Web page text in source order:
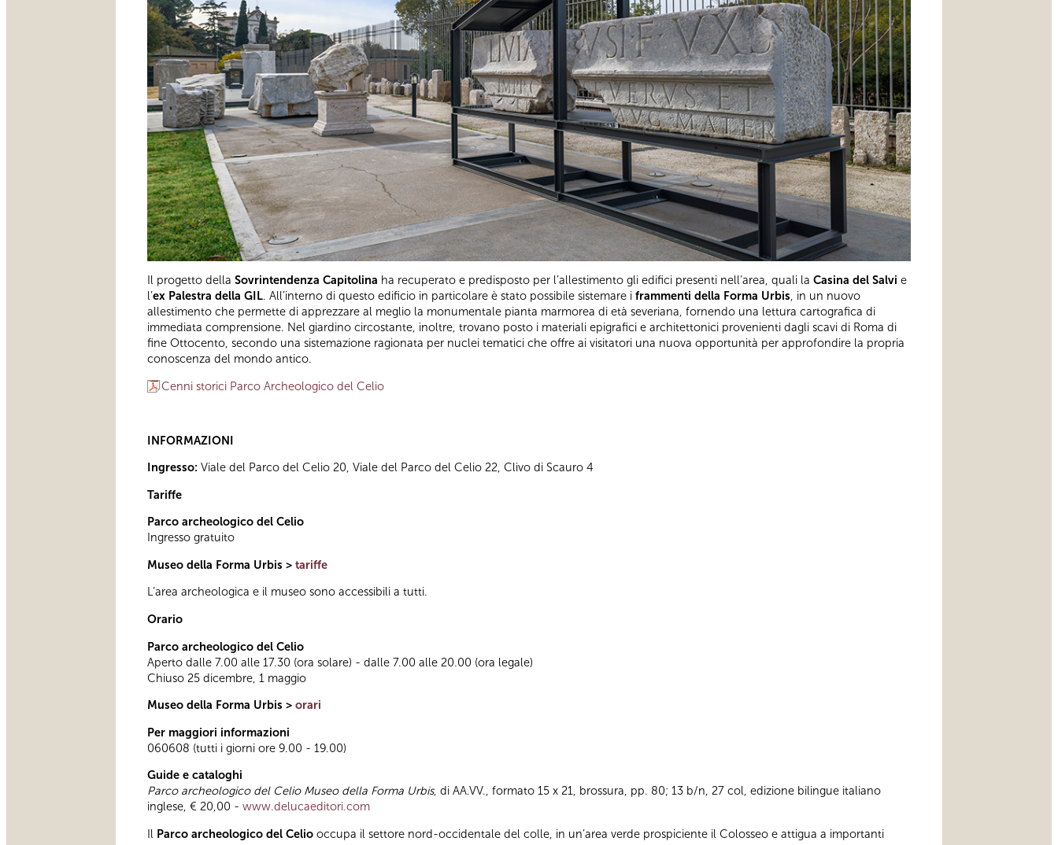
Il progetto della Sovrintendenza Capitolina ha recuperato e predisposto per l’allestimento gli edifici presenti nell’area, quali la Casina del Salvi e
l’ex Palestra della GIL. All’interno di questo edificio in particolare è stato possibile sistemare i frammenti della Forma Urbis, in un nuovo
allestimento che permette di apprezzare al meglio la monumentale pianta marmorea di età severiana, fornendo una lettura cartografica di
immediata comprensione. Nel giardino circostante, inoltre, trovano posto i materiali epigrafici e architettonici provenienti dagli scavi di Roma di
fine Ottocento, secondo una sistemazione ragionata per nuclei tematici che offre ai visitatori una nuova opportunità per approfondire la propria
conoscenza del mondo antico.
Cenni storici Parco Archeologico del Celio
INFORMAZIONI
Ingresso: Viale del Parco del Celio 20, Viale del Parco del Celio 22, Clivo di Scauro 4
Tariffe
Parco archeologico del Celio
Ingresso gratuito
Museo della Forma Urbis > tariffe
L’area archeologica e il museo sono accessibili a tutti.
Orario
Parco archeologico del Celio
Aperto dalle 7.00 alle 17.30 (ora solare) - dalle 7.00 alle 20.00 (ora legale)
Chiuso 25 dicembre, 1 maggio
Museo della Forma Urbis > orari
Per maggiori informazioni
060608 (tutti i giorni ore 9.00 - 19.00)
Guide e cataloghi
Parco archeologico del Celio Museo della Forma Urbis, di AA.VV., formato 15 x 21, brossura, pp. 80; 13 b/n, 27 col, edizione bilingue italiano
inglese, € 20,00 - www.delucaeditori.com
Il Parco archeologico del Celio occupa il settore nord-occidentale del colle, in un’area verde prospiciente il Colosseo e attigua a importanti